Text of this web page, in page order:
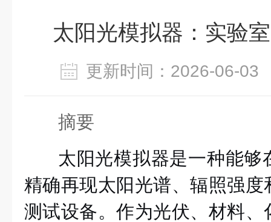
太阳光模拟器：实验
更新时间：2026-06-
摘要
太阳光模拟器是一种能够
精确再现太阳光谱、辐照强
测试设备。作为光伏、材料